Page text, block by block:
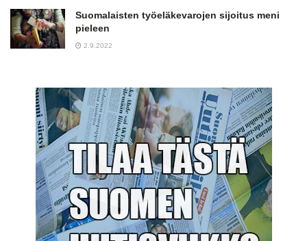
Suomalaisten työeläkevarojen sijoitus meni
pieleen
2.9.2022